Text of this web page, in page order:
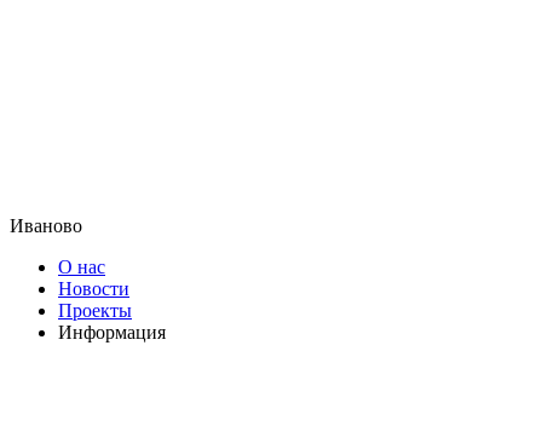
Иваново
О нас
Новости
Проекты
Информация